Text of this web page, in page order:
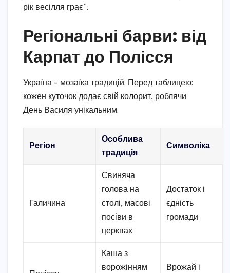
рік весілля грає”.
Регіональні барви: від
Карпат до Полісся
Україна – мозаїка традицій. Перед таблицею:
кожен куточок додає свій колорит, роблячи
День Василя унікальним.
Регіон
Особлива
традиція
Символіка
Галичина
Свиняча
голова на
столі, масові
посіви в
церквах
Достаток і
єдність
громади
Каша з
ворожінням
Врожай і